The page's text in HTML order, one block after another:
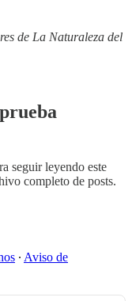
de La Naturaleza del
seguir leyendo este
completo de posts.
∙ Aviso de